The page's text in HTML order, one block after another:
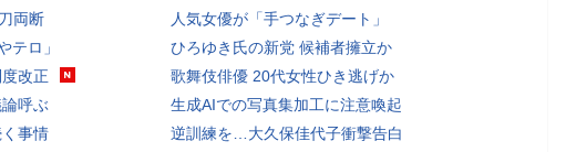
両断
テロ」
改正
呼ぶ
事情
人気女優が「手つなぎデート」
ひろゆき氏の新党 候補者擁立か
歌舞伎俳優 20代女性ひき逃げか
生成AIでの写真集加工に注意喚起
逆訓練を…大久保佳代子衝撃告白